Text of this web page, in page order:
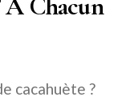
Chacun
cacahuète ?